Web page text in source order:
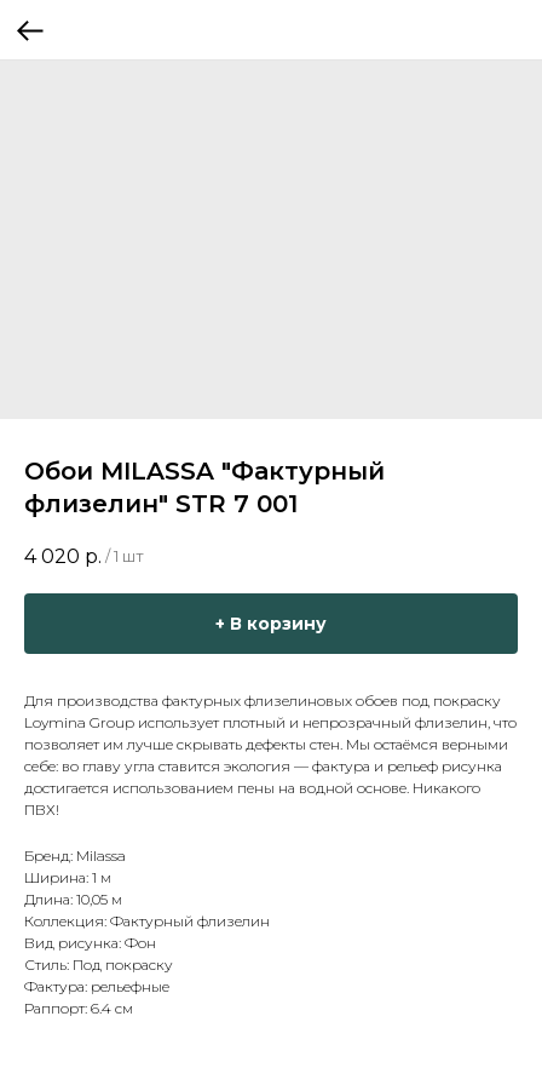
Обои MILASSA "Фактурный
флизелин" STR 7 001
4 020 р. / 1 шт
+ В корзину
Для производства фактурных флизелиновых обоев под покраску
Loymina Group использует плотный и непрозрачный флизелин, что
позволяет им лучше скрывать дефекты стен. Мы остаёмся верными
себе: во главу угла ставится экология — фактура и рельеф рисунка
достигается использованием пены на водной основе. Никакого
ПВХ!
Бренд: Milassa
Ширина: 1 м
Длина: 10,05 м
Коллекция: Фактурный флизелин
Вид рисунка: Фон
Стиль: Под покраску
Фактура: рельефные
Раппорт: 6.4 см